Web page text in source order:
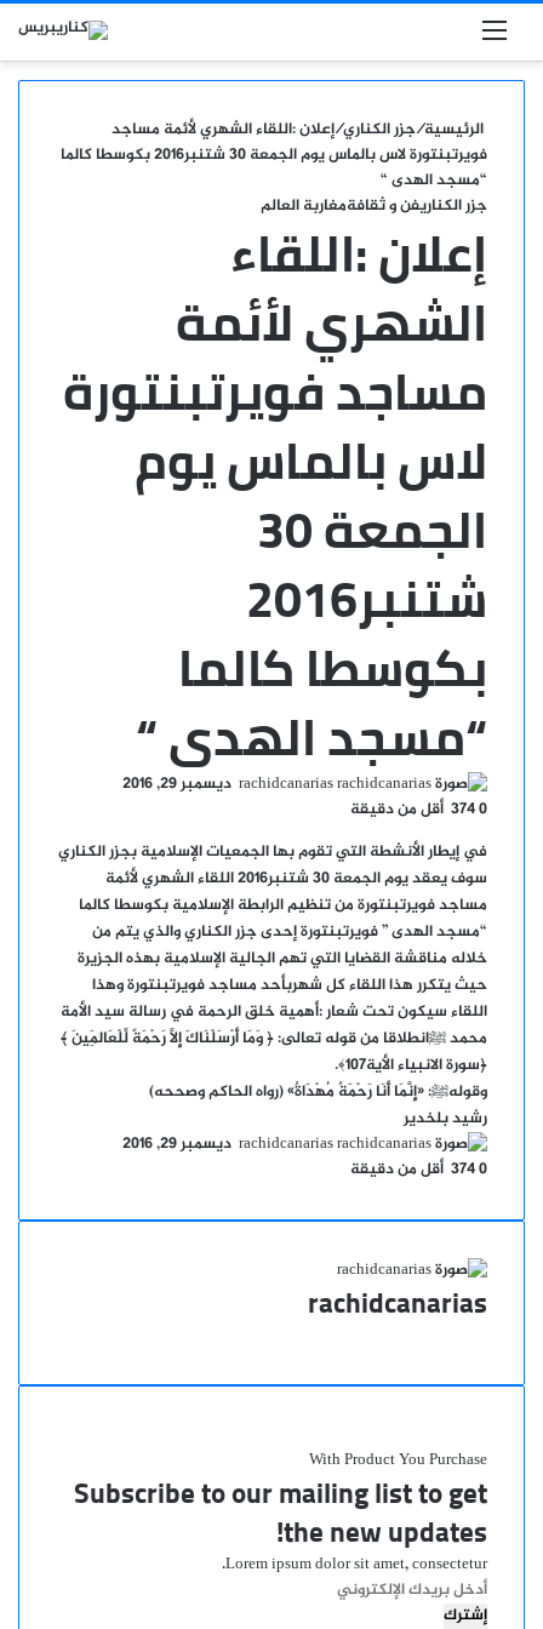
القائمة
الرئيسية/جزر الكناري/إعلان :اللقاء الشهري لأئمة مساجد
فويرتبنتورة لاس بالماس يوم الجمعة 30 شتنبر2016 بكوسطا كالما
“مسجد الهدى “
جزر الكناريفن و ثقافةمغاربة العالم
إعلان :اللقاء
الشهري لأئمة
مساجد فويرتبنتورة
لاس بالماس يوم
الجمعة 30
شتنبر2016
بكوسطا كالما
“مسجد الهدى “
rachidcanarias أرسل
ديسمبر 29, 2016
0
أقل من دقيقة
في إيطار الأنشطة التي تقوم بها الجمعيات الإسلامية بجزر الكناري
سوف يعقد يوم الجمعة 30 شتنبر2016 اللقاء الشهري لأئمة
مساجد فويرتبنتورة من تنظيم الرابطة الإسلامية بكوسطا كالما
“مسجد الهدى ” فويرتبنتورة إحدى جزر الكناري والذي يتم من
خلاله مناقشة القضايا التي تهم الجالية الإسلامية بهذه الجزيرة
حيث يتكرر هذا اللقاء كل شهربأحد مساجد فويرتبنتورة وهذا
اللقاء سيكون تحت شعار :أهمية خلق الرحمة في رسالة سيد الأمة
محمد ﷺانطلاقا من قوله تعالى: ﴿ وَمَا أَرْسَلْنَاكَ إِلَّا رَحْمَةً لِّلْعَالَمِينَ ﴾
﴿سورة الانبياء الأية107﴾.
وقولهﷺ: «إِنَّمَا أَنَا رَحْمَةٌ مُهْدَاةٌ» (رواه الحاكم وصححه)
رشيد بلخدير
rachidcanarias أرسل
ديسمبر 29, 2016
0
أقل من دقيقة
rachidcanarias
With Product You Purchase
Subscribe to our mailing list to get
the new updates!
Lorem ipsum dolor sit amet, consectetur.
أدخل
بريدك